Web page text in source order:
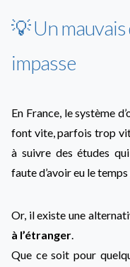
💡 Un mauvais
impasse
En France, le système
font vite, parfois trop
à suivre des études
faute d’avoir eu le
Or, il existe une
à l’étranger.
Que ce soit pour